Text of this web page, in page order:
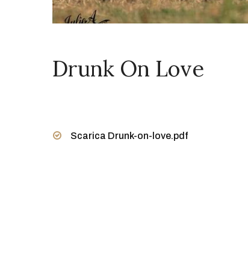
Drunk On Love
Scarica Drunk-on-love.pdf